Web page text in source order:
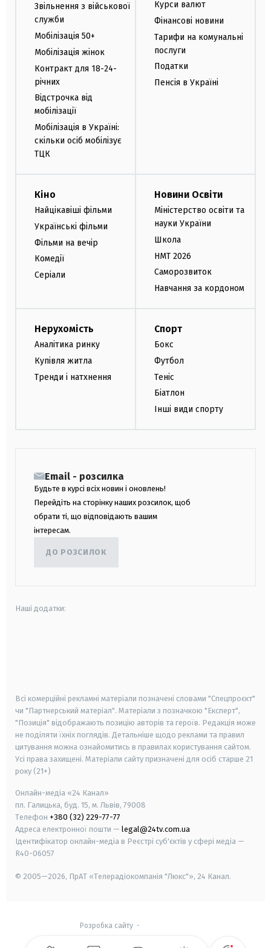
Звільнення з військової
служби
Мобілізація 50+
Мобілізація жінок
Контракт для 18-24-
річних
Відстрочка від
мобілізації
Мобілізація в Україні:
скільки осіб мобілізує
ТЦК
Курси валют
Фінансові новини
Тарифи на комунальні
послуги
Податки
Пенсія в Україні
Кіно
Найцікавіші фільми
Українські фільми
Фільми на вечір
Комедії
Серіали
Новини Освіти
Міністерство освіти та
науки України
Школа
НМТ 2026
Саморозвиток
Навчання за кордоном
Нерухомість
Аналітика ринку
Купівля житла
Тренди і натхнення
Спорт
Бокс
Футбол
Теніс
Біатлон
Інші види спорту
Email - розсилка
Будьте в курсі всіх новин і оновлень!
Перейдіть на сторінку наших розсилок, щоб
обрати ті, що відповідають вашим
інтересам.
ДО РОЗСИЛОК
Наші додатки:
Всі комерційні рекламні матеріали позначені словами "Спецпроєкт"
чи "Партнерський матеріал". Матеріали з позначкою "Експерт",
"Позиція" відображають позицію авторів та героїв. Редакція може
не поділяти їхніх поглядів. Детальніше щодо реклами та правил
цитування можна ознайомитись в правилах користування сайтом.
Усі права захищені. Матеріали сайту призначені для осіб старше 21
року (21+)
Онлайн-медіа «24 Канал»
пл. Галицька, буд. 15, м. Львів, 79008
Телефон +380 (32) 229-77-77
Адреса електронної пошти — legal@24tv.com.ua
Ідентифікатор онлайн-медіа в Реєстрі суб'єктів у сфері медіа —
R40-06057
© 2005—2026, ПрАТ «Телерадіокомпанія "Люкс"», 24 Канал.
Розробка сайту-